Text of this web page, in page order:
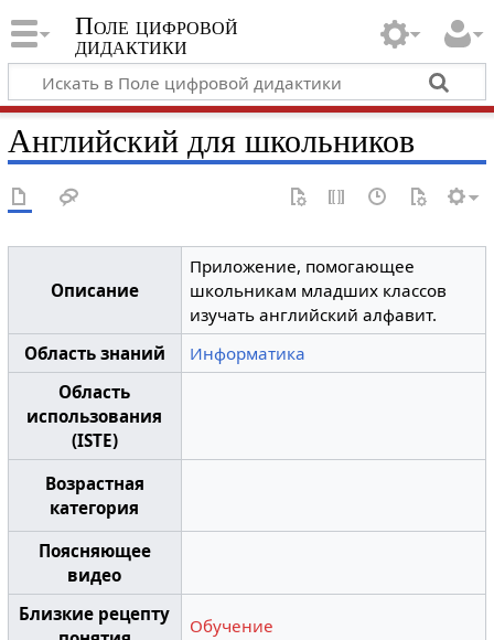
Поле цифровой
дидактики
Английский для школьников
Описание
Приложение, помогающее
школьникам младших классов
изучать английский алфавит.
Область знаний
Информатика
Область
использования
(ISTE)
Возрастная
категория
Поясняющее
видео
Близкие рецепту
Обучение